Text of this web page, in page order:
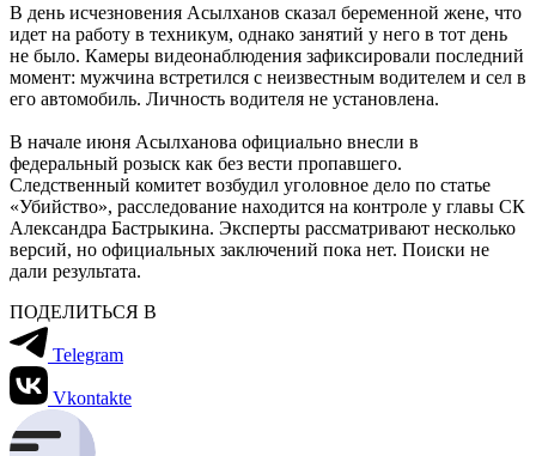
В день исчезновения Асылханов сказал беременной жене, что
идет на работу в техникум, однако занятий у него в тот день
не было. Камеры видеонаблюдения зафиксировали последний
момент: мужчина встретился с неизвестным водителем и сел в
его автомобиль. Личность водителя не установлена.
В начале июня Асылханова официально внесли в
федеральный розыск как без вести пропавшего.
Следственный комитет возбудил уголовное дело по статье
«Убийство», расследование находится на контроле у главы СК
Александра Бастрыкина. Эксперты рассматривают несколько
версий, но официальных заключений пока нет. Поиски не
дали результата.
ПОДЕЛИТЬСЯ В
Telegram
Vkontakte